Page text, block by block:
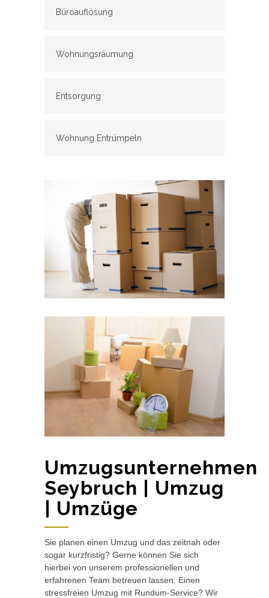
Büroauflösung
Wohnungsräumung
Entsorgung
Wohnung Entrümpeln
Umzugsunternehmen
Seybruch | Umzug
| Umzüge
Sie planen einen Umzug und das zeitnah oder
sogar kurzfristig? Gerne können Sie sich
hierbei von unserem professionellen und
erfahrenen Team betreuen lassen. Einen
stressfreien Umzug mit Rundum-Service? Wir